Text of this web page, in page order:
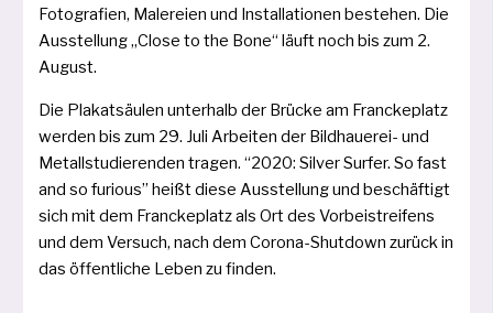
Fotografien, Malereien und Installationen bestehen. Die
Ausstellung „Close to the Bone“ läuft noch bis zum 2.
August.
Die Plakatsäulen unter­halb der Brücke am Franckeplatz
wer­den bis zum 29. Juli Arbeiten der Bildhauerei- und
Metallstudierenden tra­gen. “2020: Silver Surfer. So fast
and so furious” heißt die­se Ausstellung und beschäf­tigt
sich mit dem Franckeplatz als Ort des Vorbeistreifens
und dem Versuch, nach dem Corona-Shutdown zurück in
das öffent­li­che Leben zu finden.